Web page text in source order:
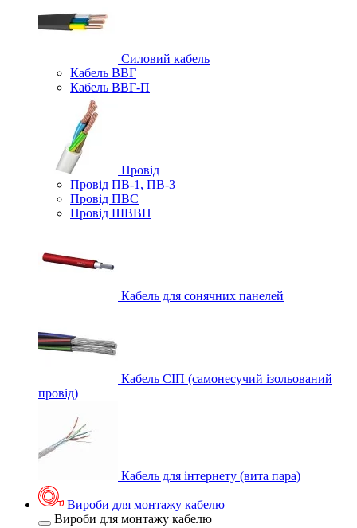
Силовий кабель
Кабель ВВГ
Кабель ВВГ-П
Провід
Провід ПВ-1, ПВ-3
Провід ПВС
Провід ШВВП
Кабель для сонячних панелей
Кабель СІП (самонесучий ізольований
провід)
Кабель для інтернету (вита пара)
Вироби для монтажу кабелю
Вироби для монтажу кабелю